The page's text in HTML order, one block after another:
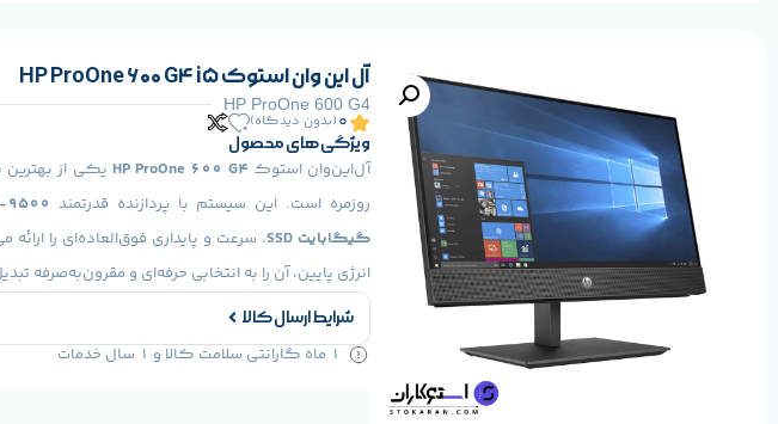
آل این وان استوک HP ProOne 600 G4 i5
HP ProOne 600 G4
0(بدون دیدگاه)
ویژگی های محصول
آل‌این‌وان استوک HP ProOne 600 G4 یکی از بهترین
روزمره است. این سیستم با پردازنده قدرتمند 9500
گیگابایت SSD
انرژی پایین، آن را به انتخابی حرفه‌ای و مقرون‌به‌صرفه
شرایط ارسال کالا
1 ماه گارانتی سلامت کالا و 1 سال خدمات